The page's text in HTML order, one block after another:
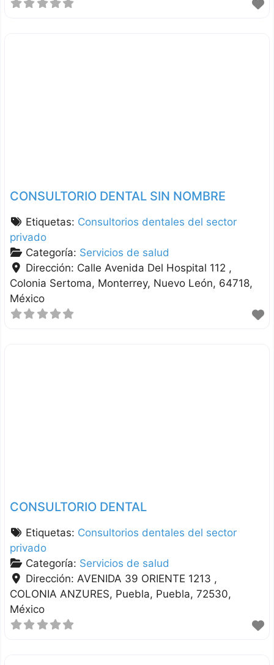
CONSULTORIO DENTAL SIN NOMBRE
Etiquetas: Consultorios dentales del sector
privado
Categoría: Servicios de salud
Dirección: Calle Avenida Del Hospital 112 ,
Colonia Sertoma Monterrey Nuevo León 64718
México
CONSULTORIO DENTAL
Etiquetas: Consultorios dentales del sector
privado
Categoría: Servicios de salud
Dirección: AVENIDA 39 ORIENTE 1213 ,
COLONIA ANZURES Puebla Puebla 72530
México